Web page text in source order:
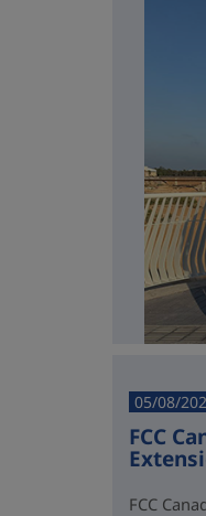
05/08/
FCC
FCC